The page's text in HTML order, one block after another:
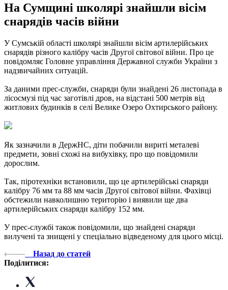
На Сумщині школярі знайшли вісім
снарядів часів війни
У Сумській області школярі знайшли вісім артилерійських
снарядів різного калібру часів Другої світової війни. Про це
повідомляє Головне управління Державної служби України з
надзвичайних ситуацій.
За даними прес-служби, снаряди були знайдені 26 листопада в
лісосмузі під час заготівлі дров, на відстані 500 метрів від
житлових будинків в селі Велике Озеро Охтирського району.
Як зазначили в ДержНС, діти побачили вириті металеві
предмети, зовні схожі на вибухівку, про що повідомили
дорослим.
Так, піротехніки встановили, що це артилерійські снаряди
калібру 76 мм та 88 мм часів Другої світової війни. Фахівці
обстежили навколишню територію і виявили ще два
артилерійських снаряди калібру 152 мм.
У прес-службі також повідомили, що знайдені снаряди
вилучені та знищені у спеціально відведеному для цього місці.
Назад до статей
Поділитися: